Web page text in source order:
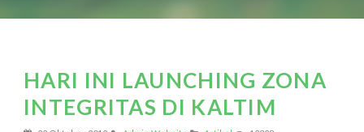
HARI INI LAUNCHING ZONA
INTEGRITAS DI KALTIM